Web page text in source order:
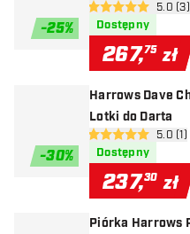
-25%
otwórz
5 gwiazdki oceny5.0 (3)
Dostępny
267,75 zł
-30%
Harrows Dave
Lotki do Darta
otwórz
5 gwiazdki oceny
5.0 (1)
Dostępny
237,30 zł
Piórka Harrows